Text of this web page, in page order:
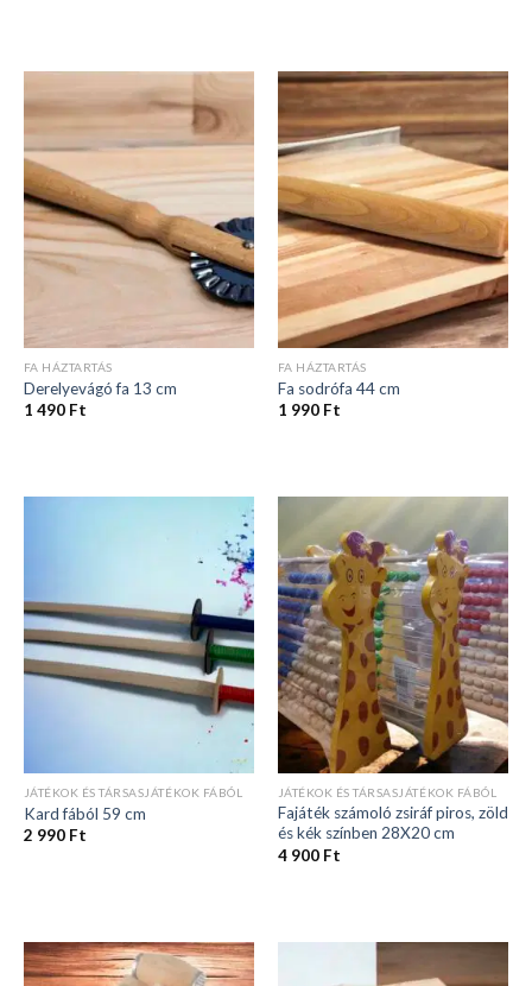
FA HÁZTARTÁS
Derelyevágó fa 13 cm
1 490 Ft
FA HÁZTARTÁS
Fa sodrófa 44 cm
1 990 Ft
JÁTÉKOK ÉS TÁRSASJÁTÉKOK FÁBÓL
Kard fából 59 cm
2 990 Ft
JÁTÉKOK ÉS TÁRSASJÁTÉKOK FÁBÓL
Fajáték számoló zsiráf piros, zöld
és kék színben 28X20 cm
4 900 Ft